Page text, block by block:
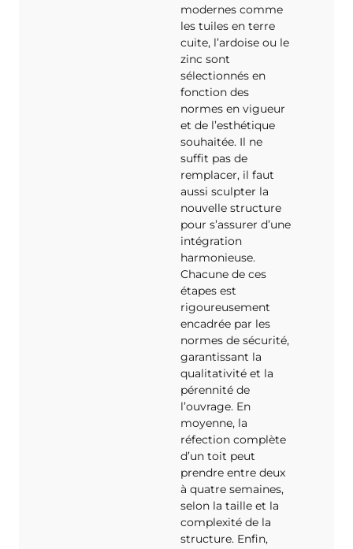
modernes comme
les tuiles en terre
cuite, l’ardoise ou le
zinc sont
sélectionnés en
fonction des
normes en vigueur
et de l’esthétique
souhaitée. Il ne
suffit pas de
remplacer, il faut
aussi sculpter la
nouvelle structure
pour s’assurer d’une
intégration
harmonieuse.
Chacune de ces
étapes est
rigoureusement
encadrée par les
normes de sécurité,
garantissant la
qualitativité et la
pérennité de
l’ouvrage. En
moyenne, la
réfection complète
d’un toit peut
prendre entre deux
à quatre semaines,
selon la taille et la
complexité de la
structure. Enfin,